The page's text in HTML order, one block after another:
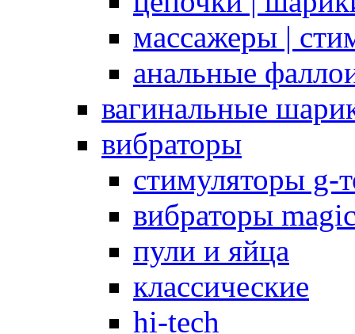
массажеры |
анальные
вагинальные
вибраторы
стимуляторы g-
вибраторы
пули и яйца
классические
hi-tech